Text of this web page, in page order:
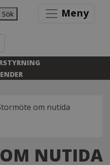
Sök Meny
STYRNING
om nutida
NUTIDA